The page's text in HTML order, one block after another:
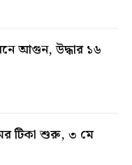
আগুন, উদ্ধার ১৬
টিকা শুরু, ৩ মে